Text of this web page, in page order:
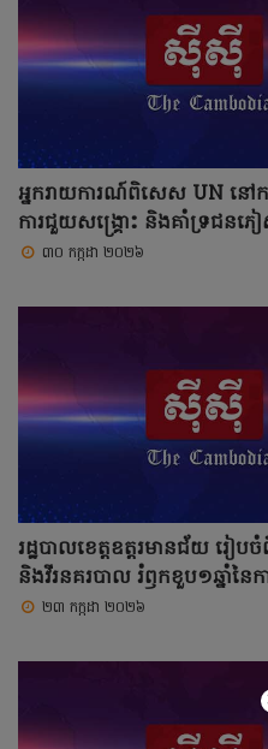
អ្នករាយការណ៍ពិសេស UN នៅក
ការជួយសង្គ្រោះ និងគាំទ្រជន
៣០ កក្កដា ២០២៦
រដ្ឋបាលខេត្តឧត្ដរមានជ័យ រៀប
និងវីរនគរបាល រំឭកខួប១ឆ្នាំនៃ
២៣ កក្កដា ២០២៦